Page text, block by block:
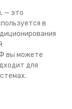
— это
в
вы можете
для